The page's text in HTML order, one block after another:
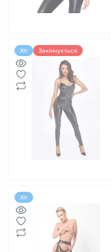
Хіт Закінчується
Хіт